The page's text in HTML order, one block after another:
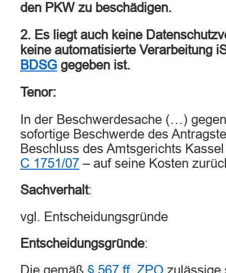
den PKW zu beschädigen.
2. Es liegt auch keine
keine automatisierte Verarbeitung
BDSG gegeben ist.
Tenor:
In der Beschwerdesache (…)
sofortige Beschwerde des
Beschluss des Amtsgerichts
C 1751/07 – auf seine Kosten
Sachverhalt:
vgl. Entscheidungsgründe
Entscheidungsgründe:
Die gemäß § 567 ff. ZPO zulässige